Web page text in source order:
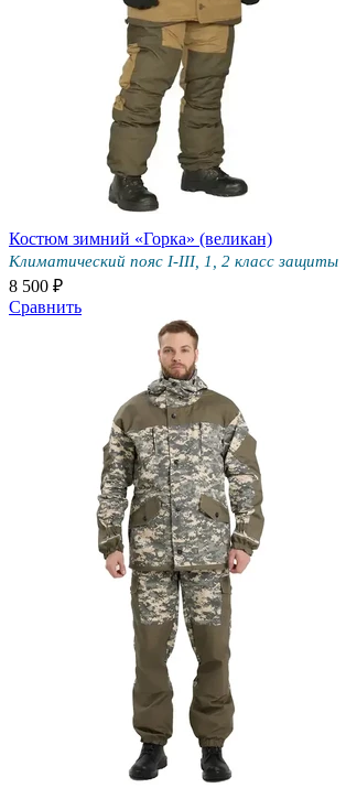
Костюм зимний «Горка» (великан)
Климатический пояс I-III, 1, 2 класс защиты
8 500 ₽
Сравнить